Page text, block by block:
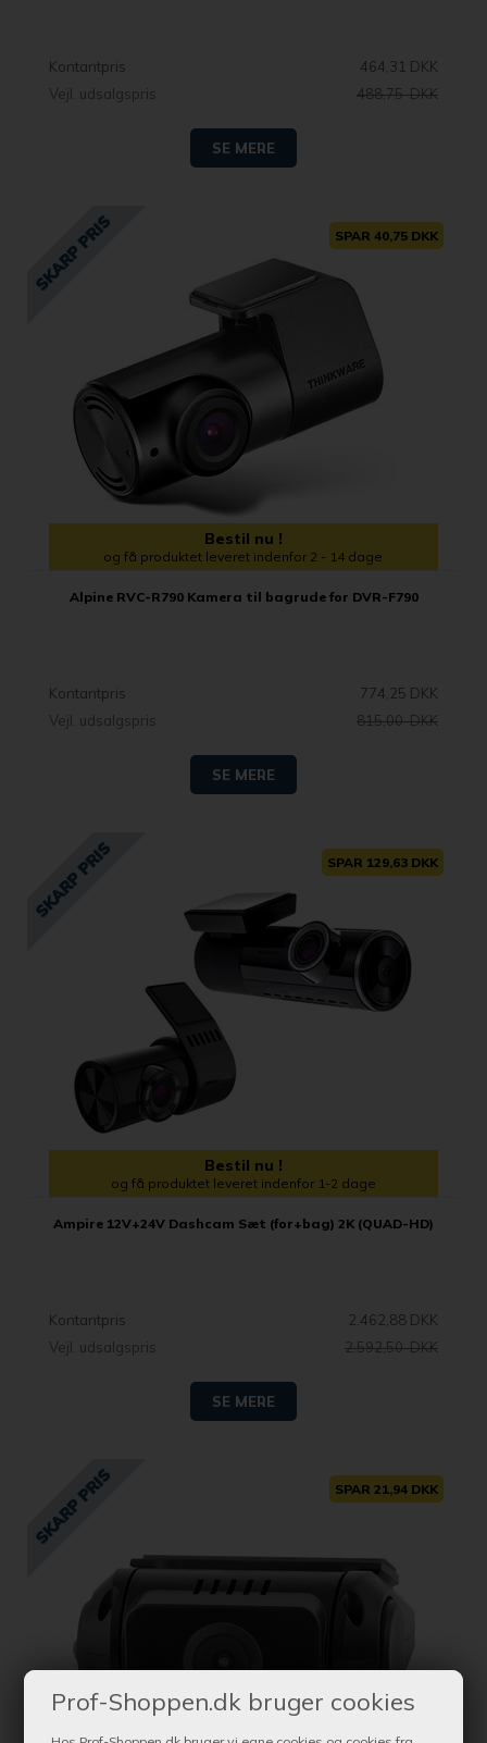
Prof-Shoppen.dk bruger cookies
Kontantpris
464,31 DKK
Vejl. udsalgspris
488,75 DKK
SE MERE
SPAR 40,75 DKK
Bestil nu !
og få produktet leveret indenfor 2 - 14 dage
Alpine RVC-R790 Kamera til bagrude for DVR-F790
Kontantpris
774,25 DKK
Vejl. udsalgspris
815,00 DKK
SE MERE
SPAR 129,63 DKK
Bestil nu !
og få produktet leveret indenfor 1-2 dage
Ampire 12V+24V Dashcam Sæt (for+bag) 2K (QUAD-HD)
Kontantpris
2.462,88 DKK
Vejl. udsalgspris
2.592,50 DKK
SE MERE
SPAR 21,94 DKK